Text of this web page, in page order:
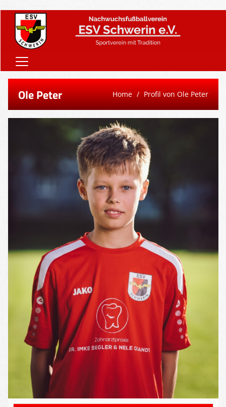
Home
Onlineshop
Vereinsnews
Sponsoren
Anmeldung
Ole Peter Home Profil von Ole Peter